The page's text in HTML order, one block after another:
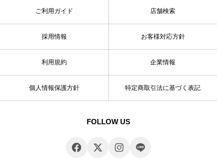
ご利用ガイド 店舗検索
採用情報 お客様対応方針
利用規約 企業情報
個人情報保護方針 特定商取引法に基づく表記
FOLLOW US